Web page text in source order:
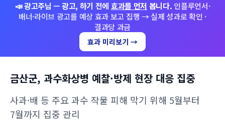
📣 광고주님 — 광고, 하기 전에 효과를 먼저 봅니다. 인플루언서·
배너·라이브 광고를 예상 효과 보고 집행 → 실제 성과로 확인 ·
결과당 과금
효과 미리보기 →
금산군, 과수화상병 예찰·방제 현장 대응 집중
사과·배 등 주요 과수 작물 피해 막기 위해 5월부터
7월까지 집중 관리